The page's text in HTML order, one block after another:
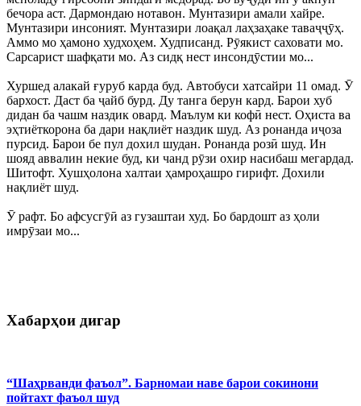
бечора аст. Дармондаю нотавон. Мунтазири амали хайре.
Мунтазири инсоният. Мунтазири лоақал лаҳзаҳаке таваҷҷӯҳ.
Аммо мо ҳамоно худхоҳем. Худписанд. Рӯякист саховати мо.
Сарсарист шафқати мо. Аз сидқ нест инсондӯстии мо...
Хуршед алакай ғуруб карда буд. Автобуси хатсайри 11 омад. Ӯ
бархост. Даст ба ҷайб бурд. Ду танга берун кард. Барои хуб
дидан ба чашм наздик овард. Маълум ки кофӣ нест. Оҳиста ва
эҳтиёткорона ба дари нақлиёт наздик шуд. Аз ронанда иҷоза
пурсид. Барои бе пул дохил шудан. Ронанда розӣ шуд. Ин
шояд аввалин некие буд, ки чанд рӯзи охир насибаш мегардад.
Шитофт. Хушҳолона халтаи ҳамроҳашро гирифт. Дохили
нақлиёт шуд.
Ӯ рафт. Бо афсусгӯӣ аз гузаштаи худ. Бо бардошт аз ҳоли
имрӯзаи мо...
Хабарҳои дигар
“Шаҳрванди фаъол”. Барномаи наве барои сокинони
пойтахт фаъол шуд